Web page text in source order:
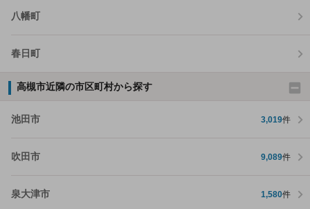
八幡町
春日町
高槻市近隣の市区町村から探す
池田市 3,019件
吹田市 9,089件
泉大津市 1,580件